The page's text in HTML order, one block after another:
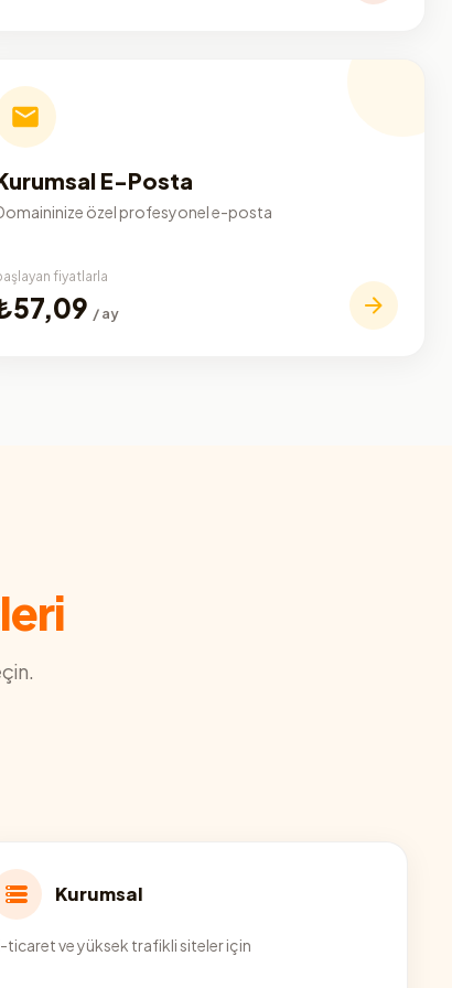
E-Posta
özel profesyonel e-posta
fiyatlarla
/ ay
Kurumsal
ticaret ve yüksek trafikli siteler için